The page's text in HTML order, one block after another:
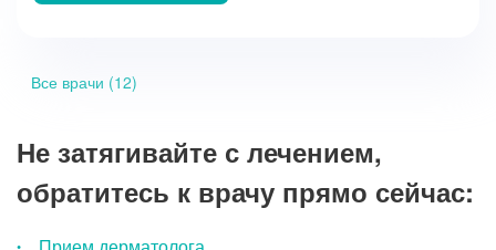
Все врачи (12)
Не затягивайте с лечением,
обратитесь к врачу прямо сейчас: